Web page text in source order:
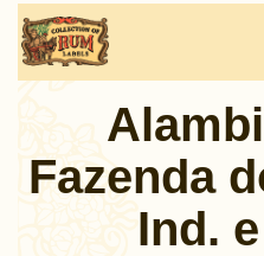
Fazenda
Ind.